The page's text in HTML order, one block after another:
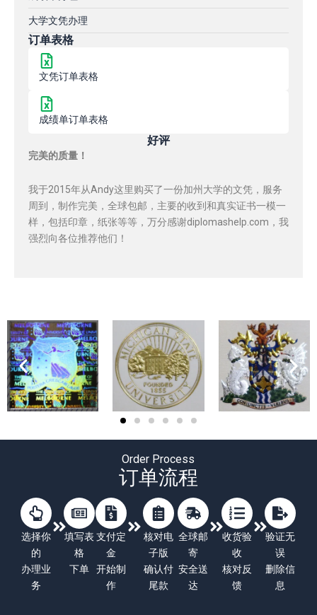
大学文凭办理
订单表格
文凭订单表格
成绩单订单表格
好评
完美的质量！
我于2015年从Andy这里购买了一份加州大学的文凭，服务
周到，制作完美，全球包邮，主要的收到和真实证书一模一
样，包括印章，纸张等等，万分感谢diplomashelp.com，我
强烈向各位推荐他们！
Order Process
订单流程
选择你
的
办理业
务
填写表
格
下单
支付定
金
开始制
作
核对电
子版
确认付
尾款
全球邮
寄
安全送
达
收货验
收
核对反
馈
验证无
误
删除信
息